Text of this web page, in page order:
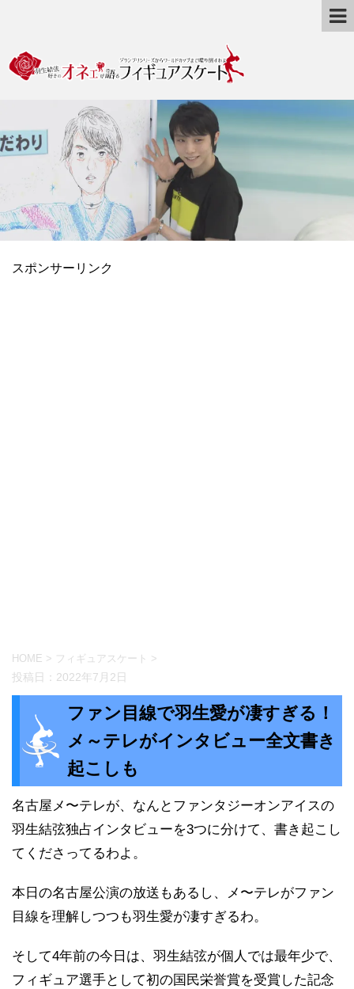
スポンサーリンク
HOME > フィギュアスケート >
投稿日： 2022年7月2日
ファン目線で羽生愛が凄すぎる！
メ～テレがインタビュー全文書き
起こしも
名古屋メ〜テレが、なんとファンタジーオンアイスの
羽生結弦独占インタビューを3つに分けて、書き起こし
てくださってるわよ。
本日の名古屋公演の放送もあるし、メ〜テレがファン
目線を理解しつつも羽生愛が凄すぎるわ。
そして4年前の今日は、羽生結弦が個人では最年少で、
フィギュア選手として初の国民栄誉賞を受賞した記念